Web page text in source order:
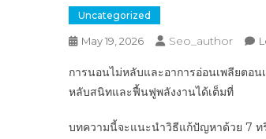
Uncategorized
May 19, 2026 Seo_author
การนอนไม่หลับและอาการอ่อนเพลียตอ
หลับสนิทและฟื้นฟูพลังงานได้เต็มที่
บทความนี้จะแนะนำวิธีแก้ปัญหาด้วย 7